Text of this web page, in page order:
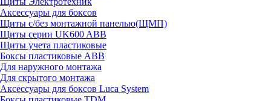
Аксессуары для боксов
Щиты с/без монтажной панелью(ЩМП)
Щиты серии UK600 ABB
Щиты учета пластиковые
Боксы пластиковые ABB
Для наружного монтажа
Для скрытого монтажа
Аксессуары для боксов Luca System